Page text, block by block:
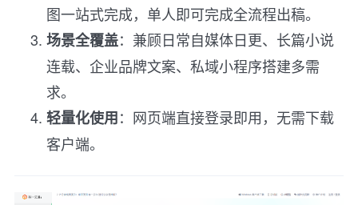
图一站式完成，单人即可完成全流程出稿。
场景全覆盖：兼顾日常自媒体日更、长篇小说
连载、企业品牌文案、私域小程序搭建多需
求。
轻量化使用：网页端直接登录即用，无需下载
客户端。